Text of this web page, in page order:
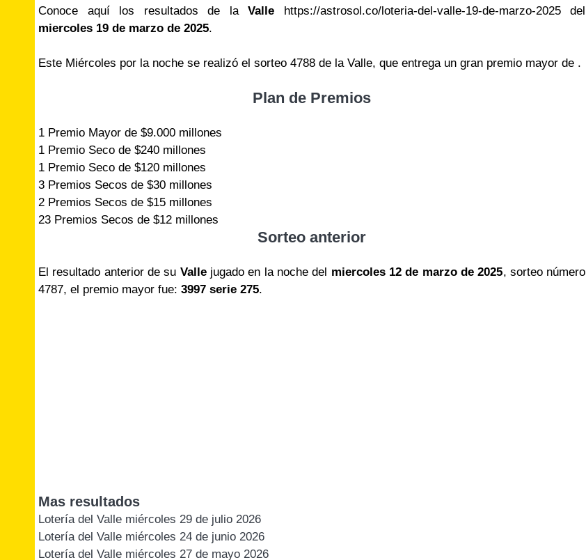
Conoce aquí los resultados de laValle https://astrosol.co/loteria-del-valle-19-de-marzo-2025 del
miercoles 19 de marzo de 2025.
Este Miércoles por la noche se realizó el sorteo 4788 de la Valle, que entrega un gran premio mayor de .
Plan de Premios
1 Premio Mayor de $9.000 millones
1 Premio Seco de $240 millones
1 Premio Seco de $120 millones
3 Premios Secos de $30 millones
2 Premios Secos de $15 millones
23 Premios Secos de $12 millones
Sorteo anterior
El resultado anterior de su Vallejugado en la noche del miercoles 12 de marzo de 2025, sorteo número
4787, el premio mayor fue: 3997 serie 275.
Mas resultados
Lotería del Valle miércoles 29 de julio 2026
Lotería del Valle miércoles 24 de junio 2026
Lotería del Valle miércoles 27 de mayo 2026